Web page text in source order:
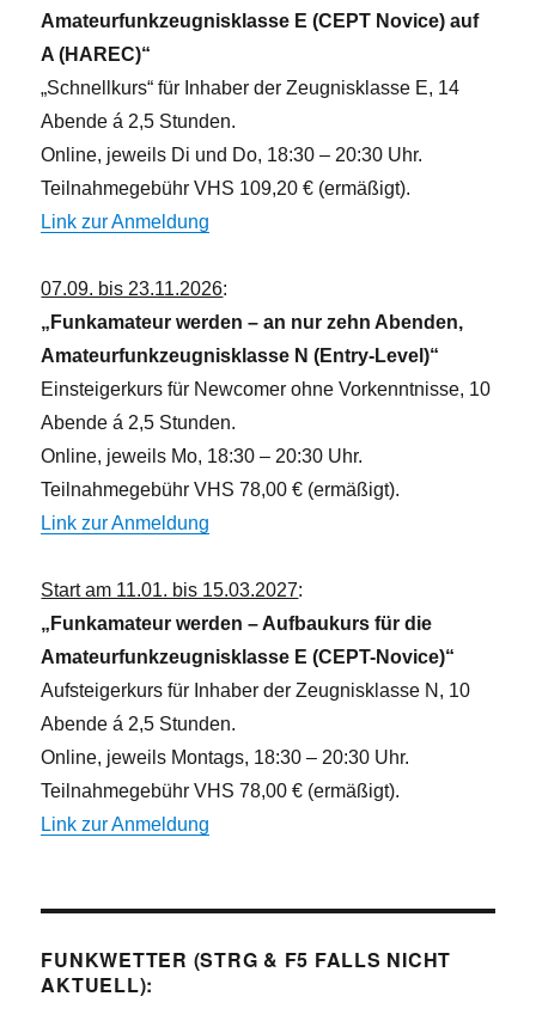
Amateurfunkzeugnisklasse E (CEPT Novice) auf
A (HAREC)“
„Schnellkurs“ für Inhaber der Zeugnisklasse E, 14
Abende á 2,5 Stunden.
Online, jeweils Di und Do, 18:30 – 20:30 Uhr.
Teilnahmegebühr VHS 109,20 € (ermäßigt).
Link zur Anmeldung
07.09. bis 23.11.2026:
„Funkamateur werden – an nur zehn Abenden,
Amateurfunkzeugnisklasse N (Entry-Level)“
Einsteigerkurs für Newcomer ohne Vorkenntnisse, 10
Abende á 2,5 Stunden.
Online, jeweils Mo, 18:30 – 20:30 Uhr.
Teilnahmegebühr VHS 78,00 € (ermäßigt).
Link zur Anmeldung
Start am 11.01. bis 15.03.2027:
„Funkamateur werden – Aufbaukurs für die
Amateurfunkzeugnisklasse E (CEPT-Novice)“
Aufsteigerkurs für Inhaber der Zeugnisklasse N, 10
Abende á 2,5 Stunden.
Online, jeweils Montags, 18:30 – 20:30 Uhr.
Teilnahmegebühr VHS 78,00 € (ermäßigt).
Link zur Anmeldung
FUNKWETTER (STRG & F5 FALLS NICHT
AKTUELL):